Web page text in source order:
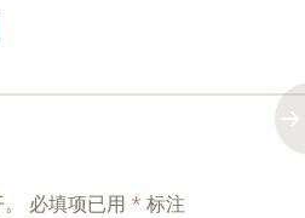
必填项已用 * 标注